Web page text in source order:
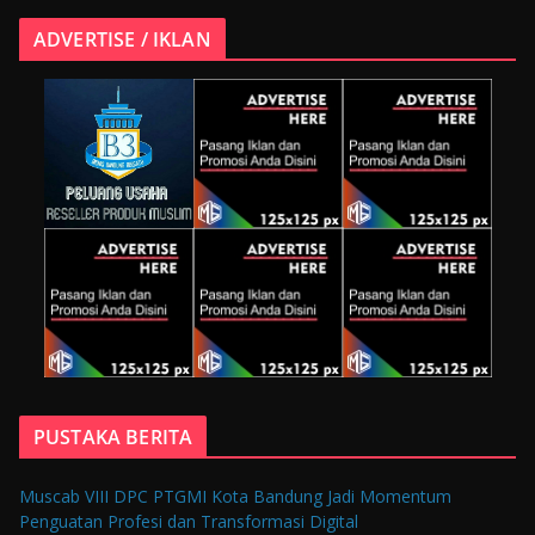
ADVERTISE / IKLAN
PUSTAKA BERITA
Muscab VIII DPC PTGMI Kota Bandung Jadi Momentum
Penguatan Profesi dan Transformasi Digital